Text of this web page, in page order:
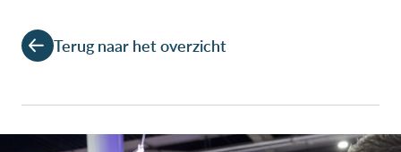
Terug naar het overzicht